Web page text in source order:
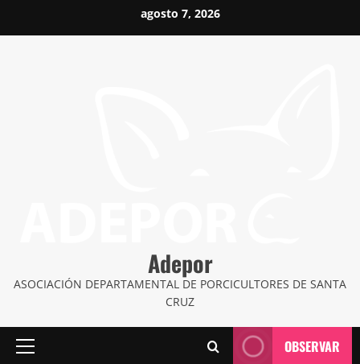
agosto 7, 2026
Adepor
ASOCIACIÓN DEPARTAMENTAL DE PORCICULTORES DE SANTA
CRUZ
Menú
OBSERVAR